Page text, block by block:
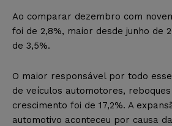
Ao comparar dezembro com
foi de 2,8%, maior desde junho de
de 3,5%.
O maior responsável por todo
de veículos automotores,
crescimento foi de 17,2%. A
automotivo aconteceu por causa